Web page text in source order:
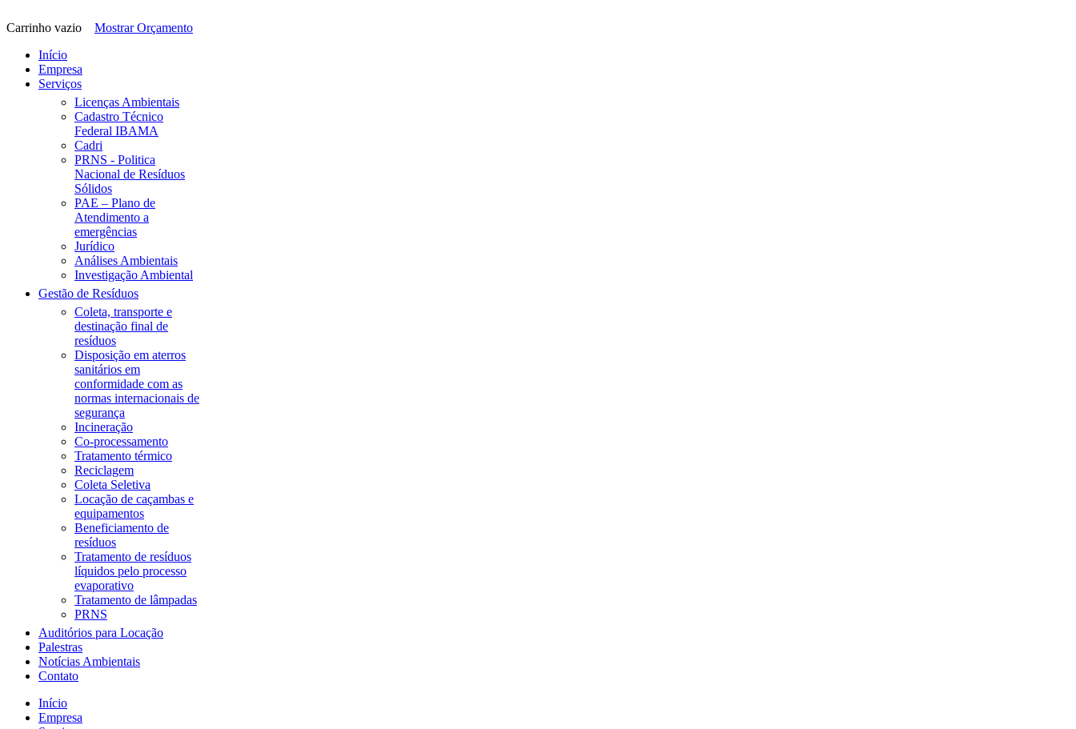
Carrinho vazio
Mostrar Orçamento
Início
Empresa
Serviços
Licenças Ambientais
Cadastro Técnico
Federal IBAMA
Cadri
PRNS - Politica
Nacional de Resíduos
Sólidos
PAE – Plano de
Atendimento a
emergências
Jurídico
Análises Ambientais
Investigação Ambiental
Gestão de Resíduos
Coleta, transporte e
destinação final de
resíduos
Disposição em aterros
sanitários em
conformidade com as
normas internacionais de
segurança
Incineração
Co-processamento
Tratamento térmico
Reciclagem
Coleta Seletiva
Locação de caçambas e
equipamentos
Beneficiamento de
resíduos
Tratamento de resíduos
líquidos pelo processo
evaporativo
Tratamento de lâmpadas
PRNS
Auditórios para Locação
Palestras
Notícias Ambientais
Contato
Início
Empresa